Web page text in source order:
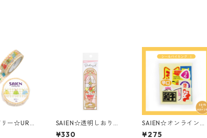
ー☆UR-
キングテ
SAIEN☆透明しおり☆
Parfait☆D-1008
¥330
SAIEN☆オンライン限
定☆シールバイキング
¥275